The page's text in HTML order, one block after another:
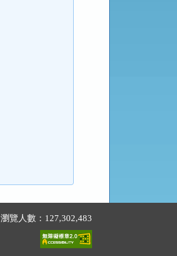
瀏覽人數：127,302,483